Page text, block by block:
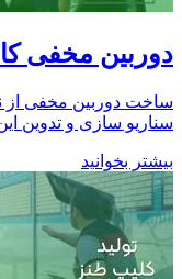
دوربین مخفی
ساخت دوربین مخفی از
سناریو سازی و تدوین
بیشتر بخوانید